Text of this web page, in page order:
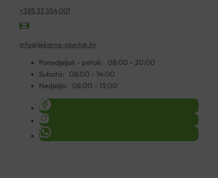
+385 33 554 001
info@ljekarne-plantak.hr
Ponedjeljak - petak:
08:00 – 20:00
Subota:
08:00 – 14:00
Nedjelja:
08:00 – 13:00